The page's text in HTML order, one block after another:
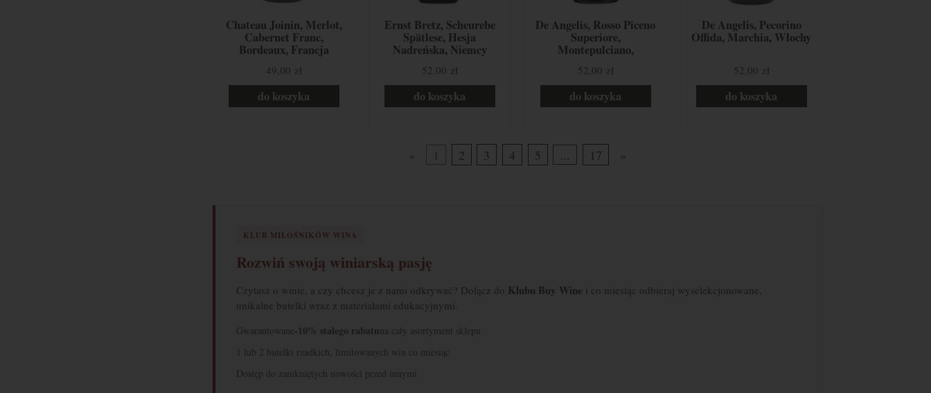
Chateau Joinin, Merlot,
Cabernet Franc,
Bordeaux, Francja
49,00 zł
do koszyka
Ernst Bretz, Scheurebe
Spätlese, Hesja
Nadreńska, Niemcy
52,00 zł
do koszyka
De Angelis, Rosso Piceno
Superiore,
Montepulciano,
Włochy
52,00 zł
do koszyka
De Angelis, Pecorino
Offida, Marchia, Włochy
52,00 zł
do koszyka
« 2 3 4 5 ... 17 »
KLUB MIŁOŚNIKÓW WINA
Rozwiń swoją winiarską pasję
Czytasz o winie, a czy chcesz je z nami odkrywać? Dołącz do Klubu Buy Wine i co miesiąc odbieraj wyselekcjonowane,
unikalne butelki wraz z materiałami edukacyjnymi.
Gwarantowane-10% stałego rabatuna cały asortyment sklepu
1 lub 2 butelki rzadkich, limitowanych win co miesiąc
Dostęp do zamkniętych nowości przed innymi